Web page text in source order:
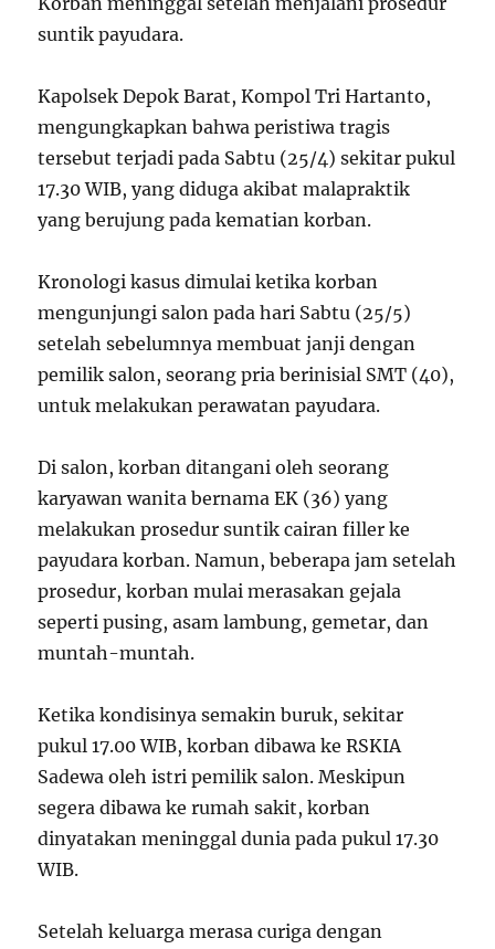
suntik payudara.
Kapolsek Depok Barat, Kompol Tri Hartanto,
mengungkapkan bahwa peristiwa tragis
tersebut terjadi pada Sabtu (25/4) sekitar pukul
17.30 WIB, yang diduga akibat malapraktik
yang berujung pada kematian korban.
Kronologi kasus dimulai ketika korban
mengunjungi salon pada hari Sabtu (25/5)
setelah sebelumnya membuat janji dengan
pemilik salon, seorang pria berinisial SMT (40),
untuk melakukan perawatan payudara.
Di salon, korban ditangani oleh seorang
karyawan wanita bernama EK (36) yang
melakukan prosedur suntik cairan filler ke
payudara korban. Namun, beberapa jam setelah
prosedur, korban mulai merasakan gejala
seperti pusing, asam lambung, gemetar, dan
muntah-muntah.
Ketika kondisinya semakin buruk, sekitar
pukul 17.00 WIB, korban dibawa ke RSKIA
Sadewa oleh istri pemilik salon. Meskipun
segera dibawa ke rumah sakit, korban
dinyatakan meninggal dunia pada pukul 17.30
WIB.
Setelah keluarga merasa curiga dengan